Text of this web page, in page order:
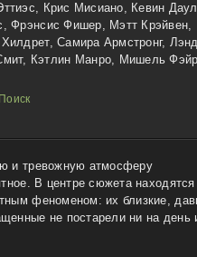
Крис Мисиано, Кевин
Фрэнсис Фишер, Мэтт Крэйвен,
Самира Армстронг,
Кэтлин Манро, Мишель
и тревожную атмосферу
В центре сюжета находятся
феноменом: их близкие,
не постарели ни на день